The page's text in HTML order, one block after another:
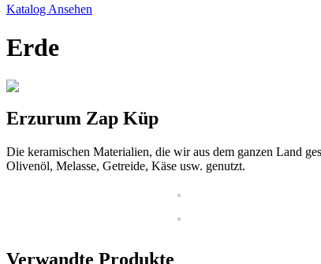
Katalog Ansehen
Erde
Erzurum Zap Küp
Die keramischen Materialien, die wir aus dem ganzen Land
Olivenöl, Melasse, Getreide, Käse usw. genutzt.
Verwandte Produkte